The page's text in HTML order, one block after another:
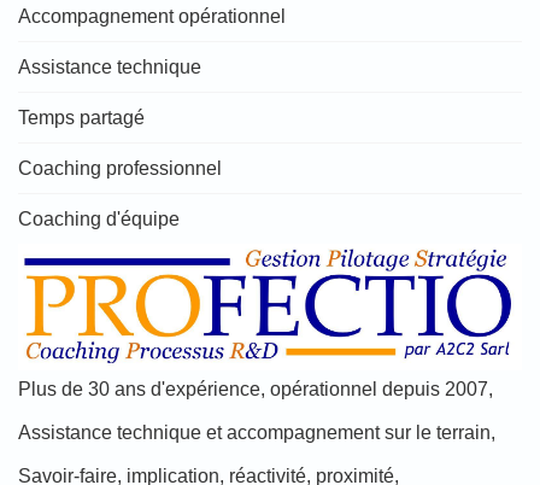
Accompagnement opérationnel
Assistance technique
Temps partagé
Coaching professionnel
Coaching d'équipe
Plus de 30 ans d'expérience, opérationnel depuis 2007,
Assistance technique et accompagnement sur le terrain,
Savoir-faire, implication, réactivité, proximité,